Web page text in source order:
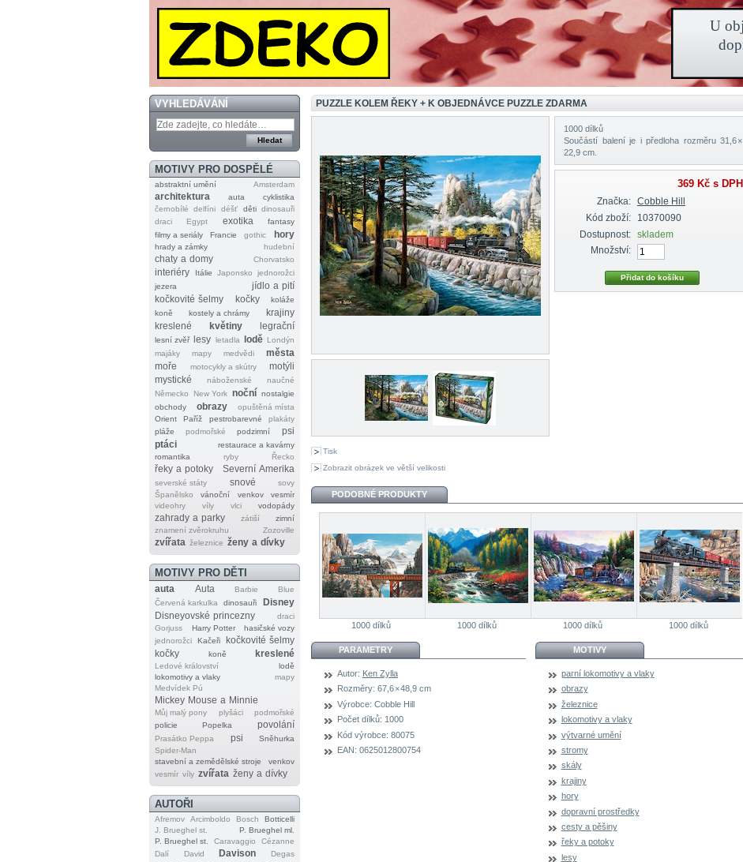
VYHLEDÁVÁNÍ
MOTIVY PRO DOSPĚLÉ
abstraktní umění Amsterdam
architektura auta
cyklistika
černobílé
delfíni déšť děti dinosauři
draci
Egypt exotika
fantasy
filmy a seriály
Francie gothic hory
hrady a zámky hudební
chaty a domy Chorvatsko
interiéry Itálie Japonsko
jednorožci
jezera
jídlo a pití
kočkovité šelmy
kočky
koláže
koně
kostely a chrámy
krajiny
kreslené
květiny legrační
lesní zvěř lesy letadla lodě Londýn
majáky
mapy medvědi
města
moře
motocykly a skútry
motýli
mystické
náboženské
naučné
Německo
New York noční nostalgie
obchody
obrazy
opuštěná místa
Orient
Paříž pestrobarevné
plakáty
pláže
podmořské podzimní
psi
ptáci
restaurace a kavárny
romantika
ryby Řecko
řeky a potoky Severní Amerika
severské státy snové
sovy
Španělsko
vánoční venkov
vesmír
videohry
víly vlci vodopády
zahrady a parky zátiší
zimní
znamení zvěrokruhu
Zozoville
zvířata železnice ženy a dívky
MOTIVY PRO DĚTI
auta Auta Barbie
Blue
Červená karkulka
dinosauři
Disney
Disneyovské princezny
draci
Gorjuss
Harry Potter
hasičské vozy
jednorožci
Kačeři
kočkovité šelmy
kočky
koně kreslené
Ledové království
lodě
lokomotivy a vlaky
mapy
Medvídek Pú
Mickey Mouse a Minnie
Můj malý pony plyšáci
podmořské
policie
Popelka povolání
Prasátko Peppa psi
Sněhurka
Spider‐Man
stavební a zemědělské stroje
venkov
vesmír víly zvířata ženy a dívky
AUTOŘI
Afremov Arcimboldo Bosch
Botticelli
J. Brueghel st.
P. Brueghel ml.
P. Brueghel st.
Caravaggio
Cézanne
Dalí
David Davison
Degas
PUZZLE KOLEM ŘEKY + K OBJEDNÁVCE PUZZLE ZDARMA
Tisk
Zobrazit obrázek ve větší velikosti
1000 dílků
Součástí balení je i předloha rozměru 31,6 ×
22,9 cm.
369 Kčs DPH
Značka:
Cobble Hill
Kód zboží:
10370090
Dostupnost:
skladem
Množství:
PODOBNÉ PRODUKTY
1000 dílků 1000 dílků 1000 dílků 1000 dílků
PARAMETRY
Autor: Ken Zylla
Rozměry: 67,6 × 48,9 cm
Výrobce: Cobble Hill
Počet dílků: 1000
Kód výrobce: 80075
EAN: 0625012800754
MOTIVY
parní lokomotivy a vlaky
obrazy
železnice
lokomotivy a vlaky
výtvarné umění
stromy
skály
krajiny
hory
dopravní prostředky
cesty a pěšiny
řeky a potoky
lesy